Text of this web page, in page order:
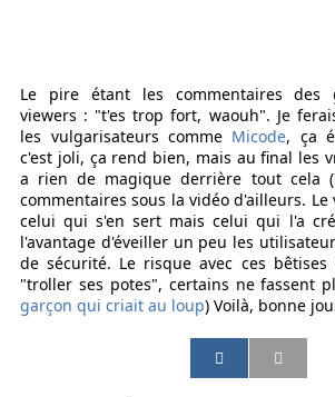
Le pire étant les commentaires des
viewers : "t'es trop fort, waouh". Je
les vulgarisateurs comme Micode, ça
c'est joli, ça rend bien, mais au final les
a rien de magique derrière tout cela
commentaires sous la vidéo d'ailleurs. Le
celui qui s'en sert mais celui qui l'a
l'avantage d'éveiller un peu les
de sécurité. Le risque avec ces
"troller ses potes", certains ne fassent
garçon qui criait au loup) Voilà, bonne
a
a
a
a